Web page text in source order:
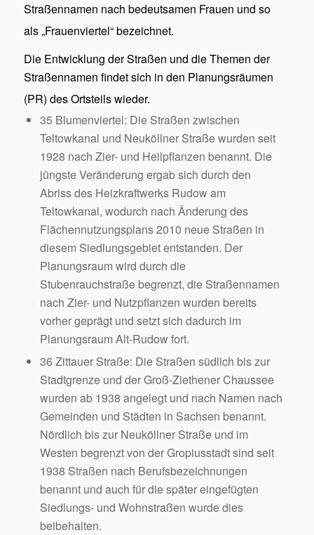
Straßennamen nach bedeutsamen Frauen und so
als „Frauenviertel“ bezeichnet.
Die Entwicklung der Straßen und die Themen der
Straßennamen findet sich in den Planungsräumen
(PR) des Ortsteilswieder.
35 Blumenviertel: Die Straßen zwischen
Teltowkanal und Neuköllner Straße wurden seit
1928 nach Zier- und Heilpflanzen benannt. Die
jüngste Veränderung ergab sich durch den
Abriss des Heizkraftwerks Rudow am
Teltowkanal, wodurch nach Änderung des
Flächennutzungsplans 2010 neue Straßen in
diesem Siedlungsgebiet entstanden. Der
Planungsraum wird durch die
Stubenrauchstraße begrenzt, die Straßennamen
nach Zier- und Nutzpflanzen wurden bereits
vorher geprägt und setzt sich dadurch im
Planungsraum Alt-Rudow fort.
36 Zittauer Straße: Die Straßen südlich bis zur
Stadtgrenze und der Groß-Ziethener Chaussee
wurden ab 1938 angelegt und nach Namen nach
Gemeinden und Städten in Sachsen benannt.
Nördlich bis zur Neuköllner Straße und im
Westen begrenzt von der Gropiusstadt sind seit
1938 Straßen nach Berufsbezeichnungen
benannt und auch für die später eingefügten
Siedlungs- und Wohnstraßen wurde dies
beibehalten.